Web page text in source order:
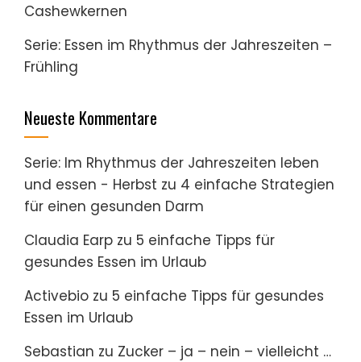
Cashewkernen
Serie: Essen im Rhythmus der Jahreszeiten –
Frühling
Neueste Kommentare
Serie: Im Rhythmus der Jahreszeiten leben
und essen - Herbst zu 4 einfache Strategien
für einen gesunden Darm
Claudia Earp zu 5 einfache Tipps für
gesundes Essen im Urlaub
Activebio zu 5 einfache Tipps für gesundes
Essen im Urlaub
Sebastian zu Zucker – ja – nein – vielleicht …